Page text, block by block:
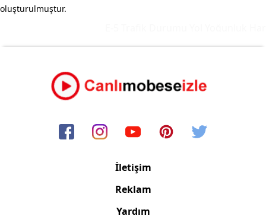
oluşturulmuştur.
İletişim
Reklam
Yardım